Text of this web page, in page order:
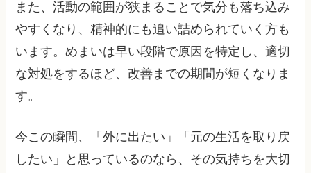
また、活動の範囲が狭まることで気分も落ち込み
やすくなり、精神的にも追い詰められていく方も
います。めまいは早い段階で原因を特定し、適切
な対処をするほど、改善までの期間が短くなりま
す。
今この瞬間、「外に出たい」「元の生活を取り戻
したい」と思っているのなら、その気持ちを大切